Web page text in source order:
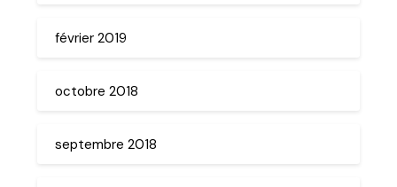
février 2019
octobre 2018
septembre 2018